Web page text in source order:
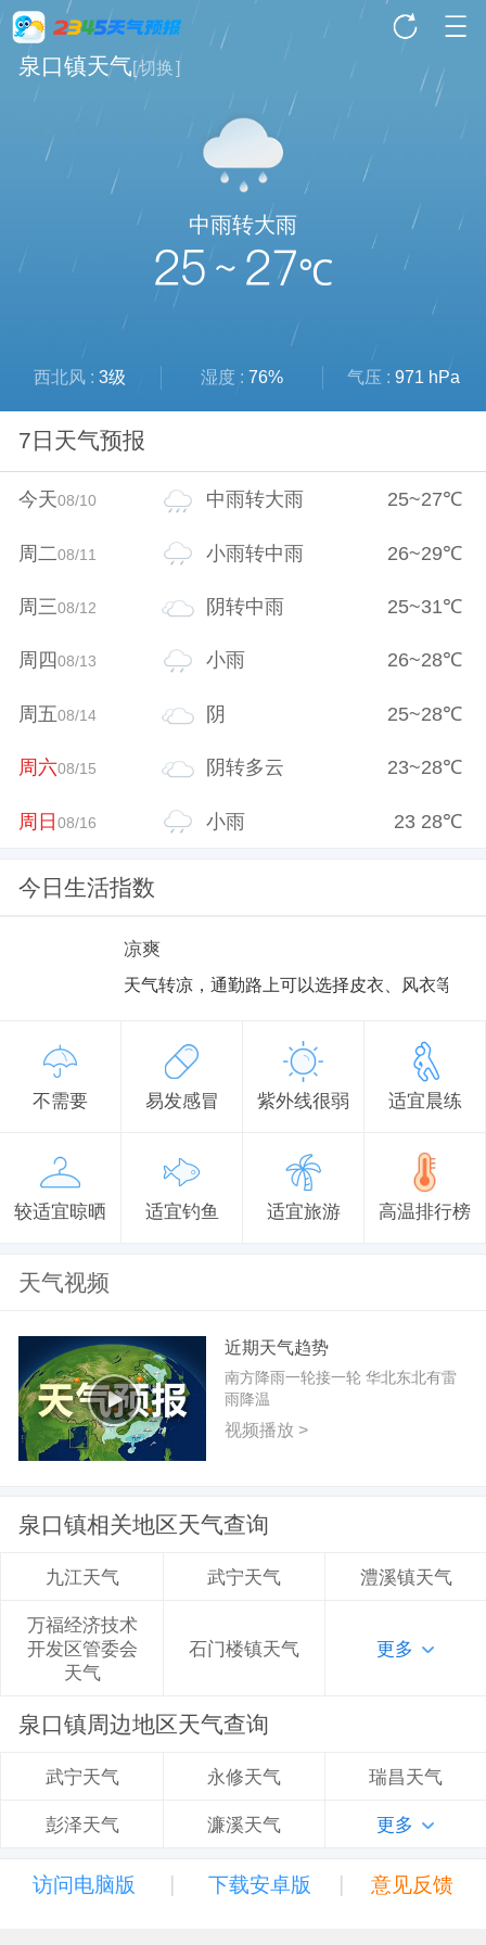
泉口镇天气[切换]
中雨转大雨
25 ~ 27℃
西北风 :3级 湿度 : 76% 气压 : 971 hPa
7日天气预报
今天08/10 中雨转大雨 25~27℃
周二08/11 小雨转中雨 26~29℃
周三08/12 阴转中雨 25~31℃
周四08/13 小雨 26~28℃
周五08/14 阴 25~28℃
周六08/15 阴转多云 23~28℃
周日08/16 小雨 23 28℃
今日生活指数
凉爽
天气转凉，通勤路上可以选择皮衣、风衣等防
不需要 易发感冒 紫外线很弱 适宜晨练
较适宜晾晒 适宜钓鱼 适宜旅游 高温排行榜
天气视频
近期天气趋势
南方降雨一轮接一轮 华北东北有雷
雨降温
视频播放 >
泉口镇相关地区天气查询
九江天气 武宁天气 澧溪镇天气
万福经济技术
开发区管委会
天气
石门楼镇天气 更多
泉口镇周边地区天气查询
武宁天气 永修天气 瑞昌天气
彭泽天气 濂溪天气 更多
访问电脑版 | 下载安卓版 | 意见反馈